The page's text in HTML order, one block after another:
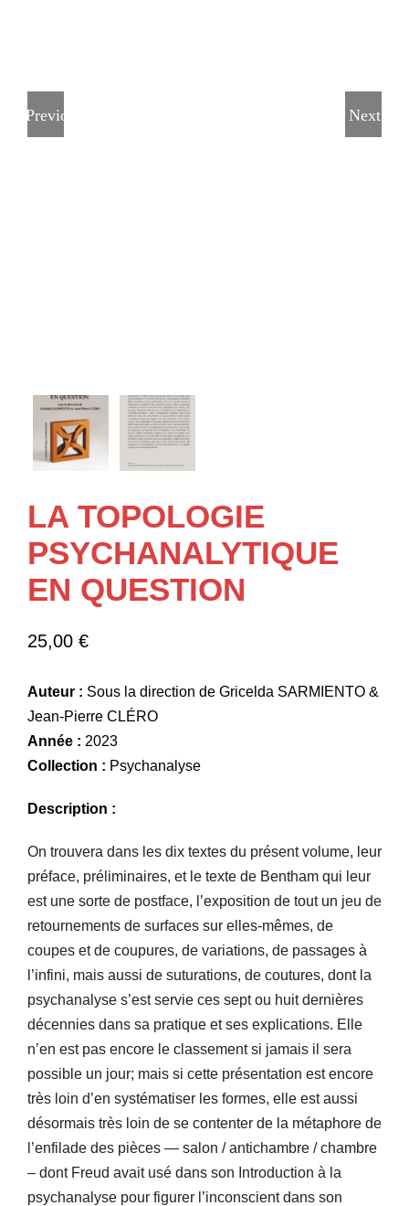
Previous Next
LA TOPOLOGIE
PSYCHANALYTIQUE
EN QUESTION
25,00 €
Auteur : Sous la direction de Gricelda SARMIENTO &
Jean-Pierre CLÉRO
Année : 2023
Collection : Psychanalyse
Description :
On trouvera dans les dix textes du présent volume, leur
préface, préliminaires, et le texte de Bentham qui leur
est une sorte de postface, l’exposition de tout un jeu de
retournements de surfaces sur elles-mêmes, de
coupes et de coupures, de variations, de passages à
l’infini, mais aussi de suturations, de coutures, dont la
psychanalyse s’est servie ces sept ou huit dernières
décennies dans sa pratique et ses explications. Elle
n’en est pas encore le classement si jamais il sera
possible un jour; mais si cette présentation est encore
très loin d’en systématiser les formes, elle est aussi
désormais très loin de se contenter de la métaphore de
l’enfilade des pièces — salon / antichambre / chambre
– dont Freud avait usé dans son Introduction à la
psychanalyse pour figurer l’inconscient dans son